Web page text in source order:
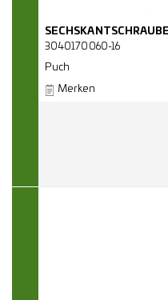
3040170060-16
Puch
Merken